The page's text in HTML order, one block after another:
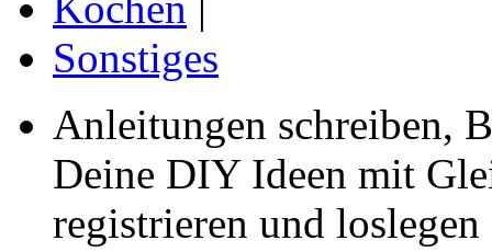
Sonstiges
Anleitungen schreiben,
Deine DIY Ideen mit
registrieren und loslegen